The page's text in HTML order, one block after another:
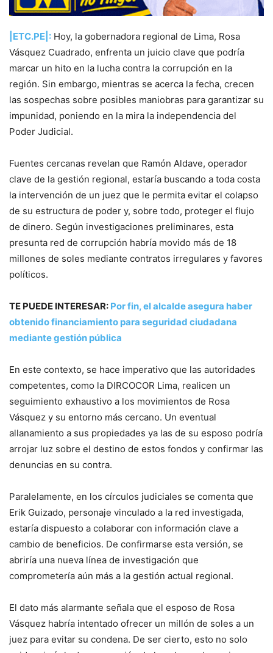
|ETC.PE|: Hoy, la gobernadora regional de Lima, Rosa
Vásquez Cuadrado, enfrenta un juicio clave que podría
marcar un hito en la lucha contra la corrupción en la
región. Sin embargo, mientras se acerca la fecha, crecen
las sospechas sobre posibles maniobras para garantizar su
impunidad, poniendo en la mira la independencia del
Poder Judicial.
Fuentes cercanas revelan que Ramón Aldave, operador
clave de la gestión regional, estaría buscando a toda costa
la intervención de un juez que le permita evitar el colapso
de su estructura de poder y, sobre todo, proteger el flujo
de dinero. Según investigaciones preliminares, esta
presunta red de corrupción habría movido más de 18
millones de soles mediante contratos irregulares y favores
políticos.
TE PUEDE INTERESAR: Por fin, el alcalde asegura haber
obtenido financiamiento para seguridad ciudadana
mediante gestión pública
En este contexto, se hace imperativo que las autoridades
competentes, como la DIRCOCOR Lima, realicen un
seguimiento exhaustivo a los movimientos de Rosa
Vásquez y su entorno más cercano. Un eventual
allanamiento a sus propiedades ya las de su esposo podría
arrojar luz sobre el destino de estos fondos y confirmar las
denuncias en su contra.
Paralelamente, en los círculos judiciales se comenta que
Erik Guizado, personaje vinculado a la red investigada,
estaría dispuesto a colaborar con información clave a
cambio de beneficios. De confirmarse esta versión, se
abriría una nueva línea de investigación que
comprometería aún más a la gestión actual regional.
El dato más alarmante señala que el esposo de Rosa
Vásquez habría intentado ofrecer un millón de soles a un
juez para evitar su condena. De ser cierto, esto no solo